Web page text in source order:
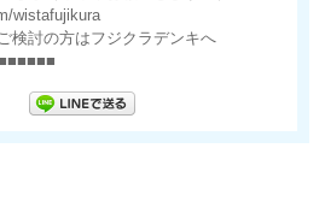
wistafujikura
検討の方はフジクラデンキへ